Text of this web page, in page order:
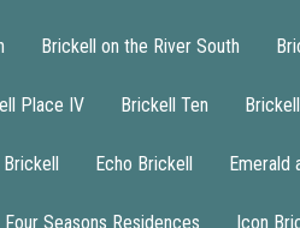
Brickell on the River South
Place IV Brickell Ten
Brickell Echo Brickell Emerald
Four Seasons Residences Icon